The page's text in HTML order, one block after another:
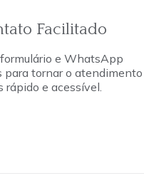
Facilitado
e WhatsApp
para tornar o atendimento
rápido e acessível.